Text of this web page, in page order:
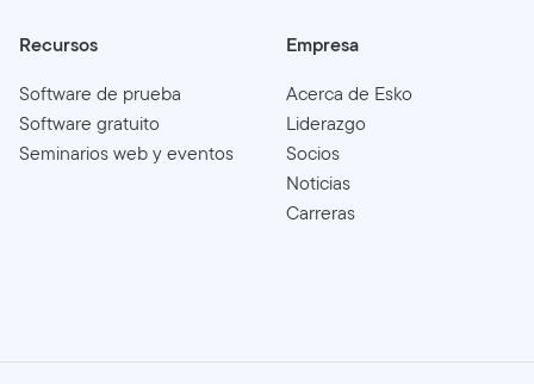
Recursos
Software de prueba
Software gratuito
Seminarios web y eventos
Empresa
Acerca de Esko
Liderazgo
Socios
Noticias
Carreras